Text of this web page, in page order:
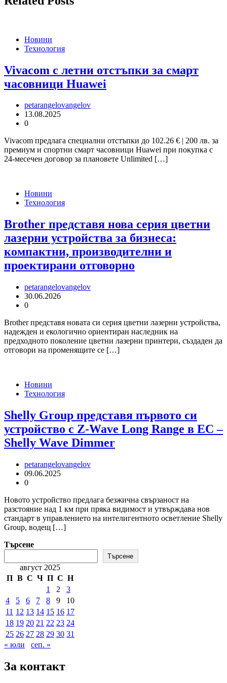
Новини
Технология
Vivacom с летни отстъпки за смарт
часовници Huawei
petarangelovangelov
13.08.2025
0
Vivacom предлага специални отстъпки до 102.26 € | 200 лв. за
премиум и спортни смарт часовници Huawei при покупка с
24-месечен договор за плановете Unlimited […]
Новини
Технология
Brother представя нова серия цветни
лазерни устройства за бизнеса:
компактни, производителни и
проектирани отговорно
petarangelovangelov
30.06.2026
0
Brother представя новата си серия цветни лазерни устройства,
надежден и екологично ориентиран наследник на
предходното поколение цветни лазерни принтери, създаден да
отговори на променящите се […]
Новини
Технология
Shelly Group представя първото си
устройство с Z-Wave Long Range в ЕС –
Shelly Wave Dimmer
petarangelovangelov
09.06.2025
0
Новото устройство предлага безжична свързаност на
разстояние над 1 км при пряка видимост и утвърждава нов
стандарт в управлението на интелигентното осветление Shelly
Group, водещ […]
Търсене
Търсене
август 2025
П В С Ч П С Н
1
2
3
4
5 6 7 8 9
10
11 12 13 14 15 16 17
18 19 20 21 22 23 24
25 26 27 28 29 30 31
« юли
сеп. »
За контакт